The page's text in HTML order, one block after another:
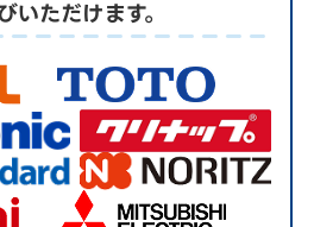
いただけます。